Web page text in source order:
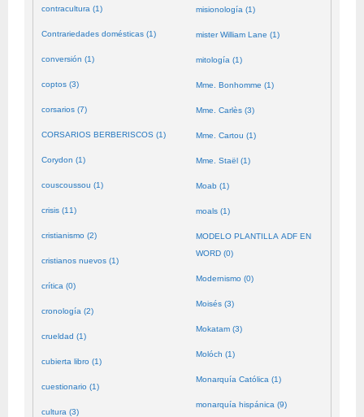
contracultura (1)
Contrariedades domésticas (1)
conversión (1)
coptos (3)
corsarios (7)
CORSARIOS BERBERISCOS (1)
Corydon (1)
couscoussou (1)
crisis (11)
cristianismo (2)
cristianos nuevos (1)
crítica (0)
cronología (2)
crueldad (1)
cubierta libro (1)
cuestionario (1)
cultura (3)
misionología (1)
mister William Lane (1)
mitología (1)
Mme. Bonhomme (1)
Mme. Carlès (3)
Mme. Cartou (1)
Mme. Staël (1)
Moab (1)
moals (1)
MODELO PLANTILLA ADF EN
WORD (0)
Modernismo (0)
Moisés (3)
Mokatam (3)
Molóch (1)
Monarquía Católica (1)
monarquía hispánica (9)